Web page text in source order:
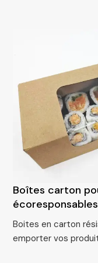
Boîtes carton
écoresponsables
Boites en carton
emporter vos